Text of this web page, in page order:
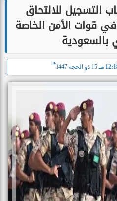
التسجيل للالتحاق
قوات الأمن الخاصة
بالسعودية
مـ 15 ذو الحجة 1447
هـ